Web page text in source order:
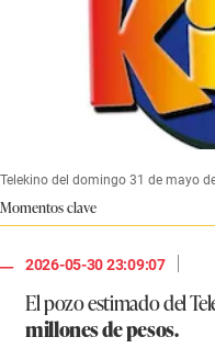
Telekino del domingo 31 de mayo
Momentos clave
2026-05-30 23:09:07
|
El pozo estimado del
millones de pesos.